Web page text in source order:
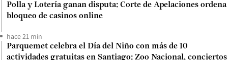
Polla y Lotería ganan disputa: Corte de Apelaciones ordena
bloqueo de casinos online
hace 21 min
Parquemet celebra el Día del Niño con más de 10
actividades gratuitas en Santiago: Zoo Nacional, conciertos